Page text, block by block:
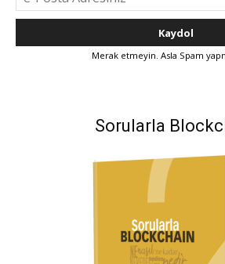
Merak etmeyin. Asla Spam
Sorularla